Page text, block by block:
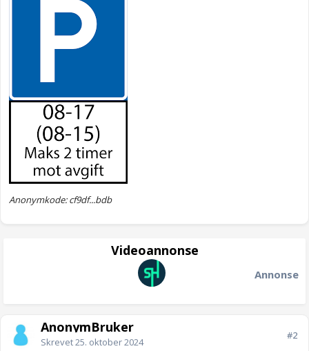
Anonymkode: cf9df...bdb
Videoannonse
Annonse
AnonymBruker
Skrevet25. oktober 2024
#2